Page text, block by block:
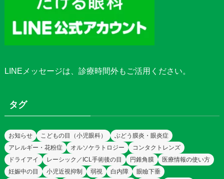
LINEメッセージは、診療時間外もご活用ください。
タグ
お知らせ こどもの目（小児眼科）
ぶどう膜炎・眼炎症
アレルギー・花粉症
オルソケラトロジー
コンタクトレンズ
ドライアイ
レーシック／ICL手術後の目 円錐角膜
医療情報の使い方
妊娠中の目
小児近視抑制 弱視 白内障
眼瞼下垂